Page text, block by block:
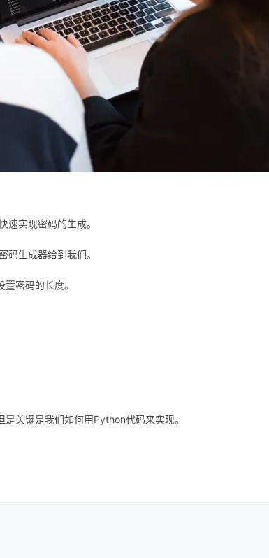
实现密码的生成。
生成器给到我们。
密码的长度。
关键是我们如何用Python代码来实现。